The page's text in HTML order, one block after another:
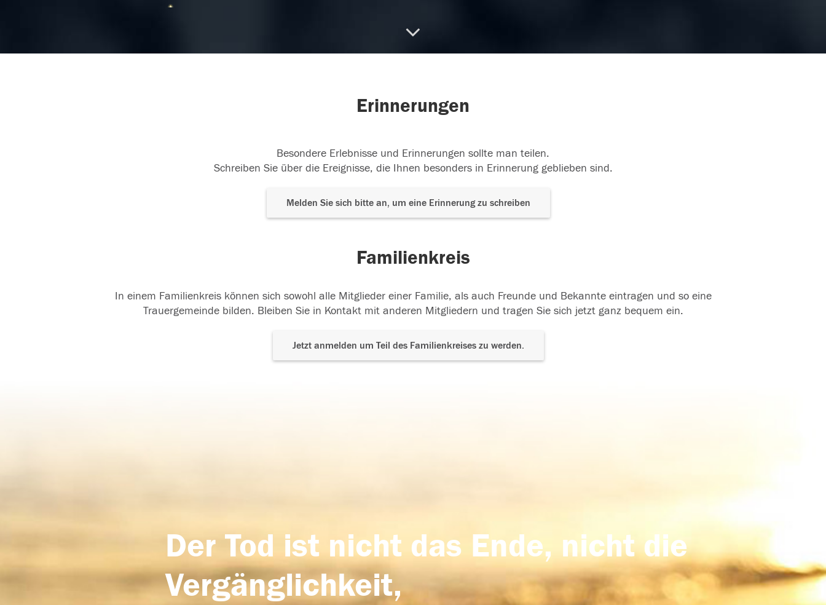
03.01.2020
Erinnerungen
Besondere Erlebnisse und Erinnerungen sollte man teilen.
Schreiben Sie über die Ereignisse, die Ihnen besonders in Erinnerung geblieben sind.
Melden Sie sich bitte an, um eine Erinnerung zu schreiben
Familienkreis
In einem Familienkreis können sich sowohl alle Mitglieder einer Familie, als auch Freunde und Bekannte eintragen und so eine
Trauergemeinde bilden. Bleiben Sie in Kontakt mit anderen Mitgliedern und tragen Sie sich jetzt ganz bequem ein.
Jetzt anmelden um Teil des Familienkreises zu werden.
Der Tod ist nicht das Ende, nicht die
Vergänglichkeit,